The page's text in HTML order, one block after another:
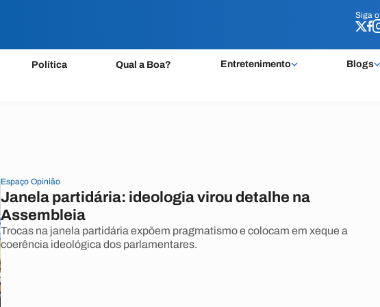
Siga o
Política Qual a Boa? Entretenimento Blogs
Siga o
Espaço Opinião
Janela partidária: ideologia virou detalhe na
Assembleia
Trocas na janela partidária expõem pragmatismo e colocam em xeque a
coerência ideológica dos parlamentares.